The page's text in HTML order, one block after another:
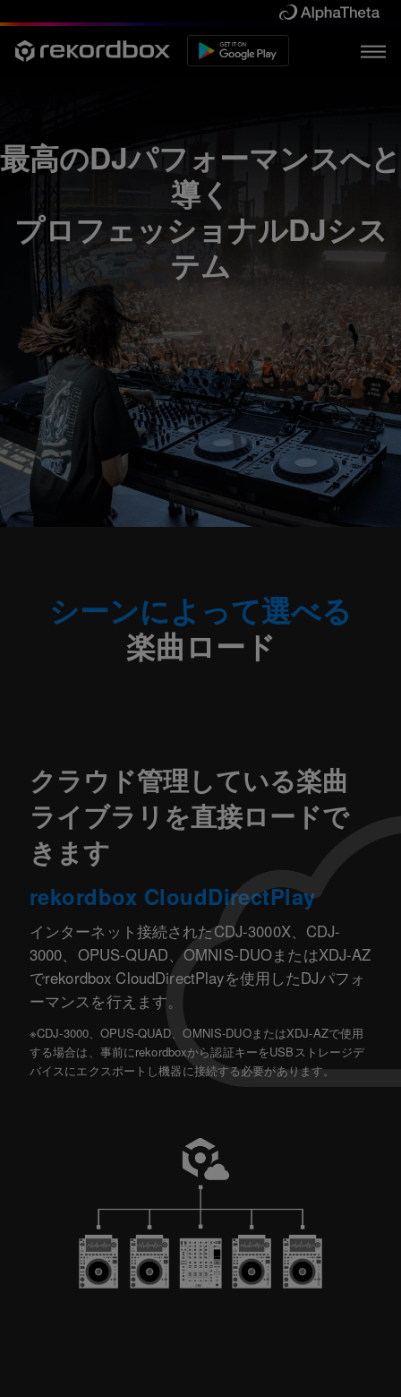
最高のDJパフォーマンスへと
導く
プロフェッショナルDJシス
テム
シーンによって選べる
楽曲ロード
クラウド管理している楽曲
ライブラリを直接ロードで
きます
rekordbox CloudDirectPlay
インターネット接続されたCDJ-3000X、CDJ-
3000、OPUS-QUAD、OMNIS-DUOまたはXDJ-AZ
でrekordbox CloudDirectPlayを使用したDJパフォ
ーマンスを行えます。
※CDJ-3000、OPUS-QUAD、OMNIS-DUOまたはXDJ-AZで使用
する場合は、事前にrekordboxから認証キーをUSBストレージデ
バイスにエクスポートし機器に接続する必要があります。